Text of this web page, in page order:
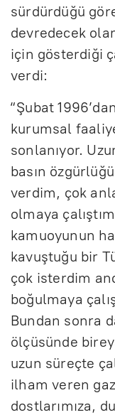
sürdürdüğü
devredecek
için gösterdiği
verdi:
“Şubat
kurumsal
sonlanıyor.
basın
verdim, çok
olmaya
kamuoyunun
kavuştuğu bir
çok isterdim
boğulmaya
Bundan sonra
ölçüsünde
uzun süreçte
ilham veren
dostlarımıza,